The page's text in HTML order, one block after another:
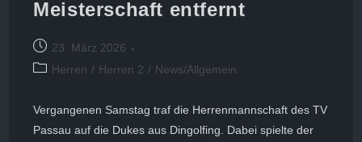
In
Folge
Meisterschaft entfernt
Beitrag
veröffentlicht:
23. März 2026
Beitrags-
Herren / Herren 2 / News/Allgemein
Vergangenen Samstag traf die Herrenmannschaft des TV
Passau auf die Dukes aus Dingolfing. Dabei spielte der